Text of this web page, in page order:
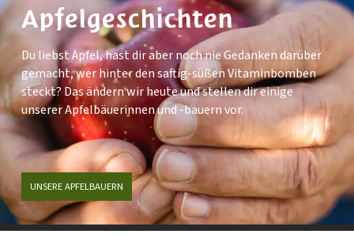
Apfelgeschichten
Du liebst Äpfel, hast dir aber noch nie Gedanken darüber
gemacht, wer hinter den saftig-süßen Vitaminbomben
steckt? Das ändern wir heute und stellen dir einige
unserer Apfelbäuerinnen und -bauern vor.
UNSERE APFELBAUERN